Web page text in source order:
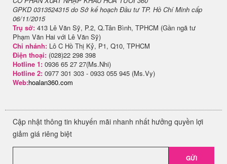
GPKD 0313524315 do Sở kế hoạch Đầu tư TP. Hồ Chí Minh cấp
06/11/2015
Trụ sở: 413 Lê Văn Sỹ, P.2, Q.Tân Bình, TPHCM (Gần ngã tư
Phạm Văn Hai với Lê Văn Sỹ)
Chi nhánh: Lô C Hồ Thị Kỷ, P1, Q10, TPHCM
Điện thoại: (028)22 298 398
Hotline 1: 0936 65 27 27(Ms.Nhi)
Hotline 2: 0977 301 303 - 0933 055 945 (Ms.Vy)
Web:hoalan360.com
Cập nhật thông tin khuyến mãi nhanh nhất hưởng quyền lợi
giảm giá riêng biệt
GỬI